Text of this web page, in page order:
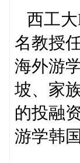
西工大
名教授
海外游
坡、家
的投融
游学韩